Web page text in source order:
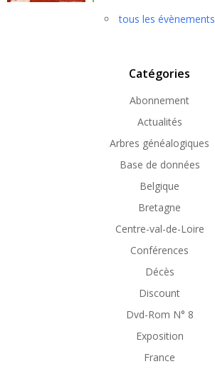
tous les évènements
Catégories
Abonnement
Actualités
Arbres généalogiques
Base de données
Belgique
Bretagne
Centre-val-de-Loire
Conférences
Décès
Discount
Dvd-Rom N° 8
Exposition
France